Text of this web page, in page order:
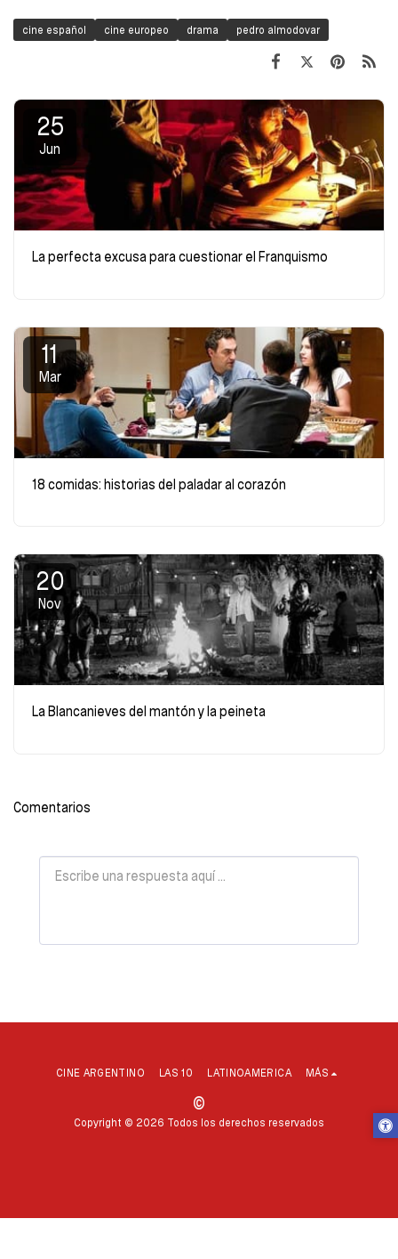
cine español cine europeo drama pedro almodovar
25
Jun
La perfecta excusa para cuestionar el Franquismo
11
Mar
18 comidas: historias del paladar al corazón
20
Nov
La Blancanieves del mantón y la peineta
Comentarios
©
Copyright © 2026 Todos los derechos reservados
CINE ARGENTINO LAS 10 LATINOAMERICA MÁS